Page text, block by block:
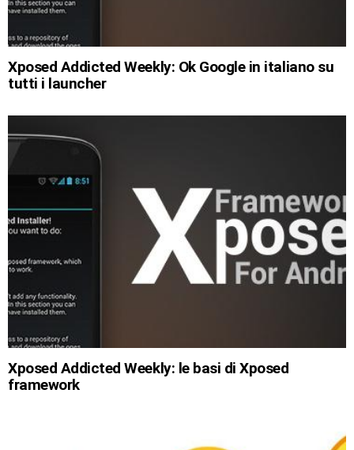
Xposed Addicted Weekly: Ok Google in italiano su
tutti i launcher
Xposed Addicted Weekly: le basi di Xposed
framework